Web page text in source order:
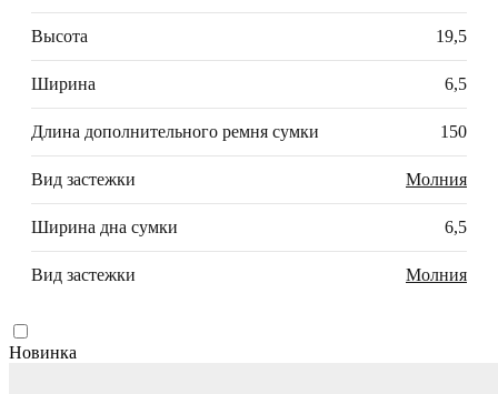
Высота 19,5
Ширина 6,5
Длина дополнительного ремня сумки 150
Вид застежки Молния
Ширина дна сумки 6,5
Вид застежки Молния
Новинка